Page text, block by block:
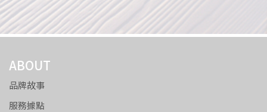
ABOUT
品牌故事
服務據點